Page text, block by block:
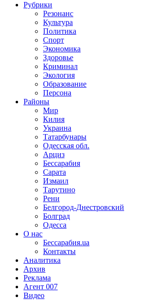
Рубрики
Резонанс
Культура
Политика
Спорт
Экономика
Здоровье
Криминал
Экология
Образование
Персона
Районы
Мир
Килия
Украина
Татарбунары
Одесская обл.
Арциз
Бессарабия
Сарата
Измаил
Тарутино
Рени
Белгород-Днестровский
Болград
Одесса
О нас
Бессарабия.ua
Контакты
Аналитика
Архив
Реклама
Агент 007
Видео